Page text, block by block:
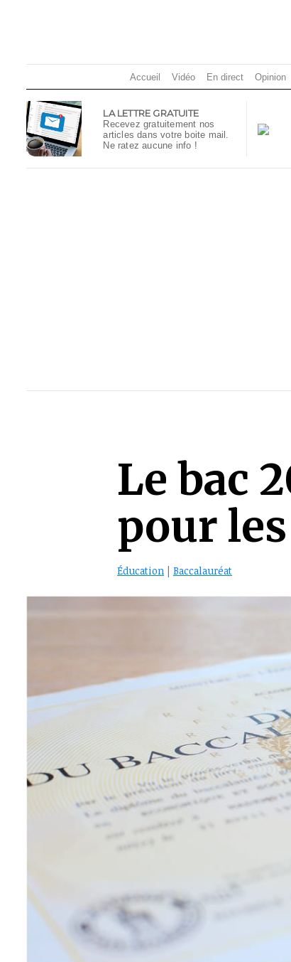
Accueil Vidéo En direct Opinion
LA LETTRE GRATUITE
Recevez gratuitement nos
articles dans votre boite mail.
Ne ratez aucune info !
Le bac
pour
Éducation Baccalauréat